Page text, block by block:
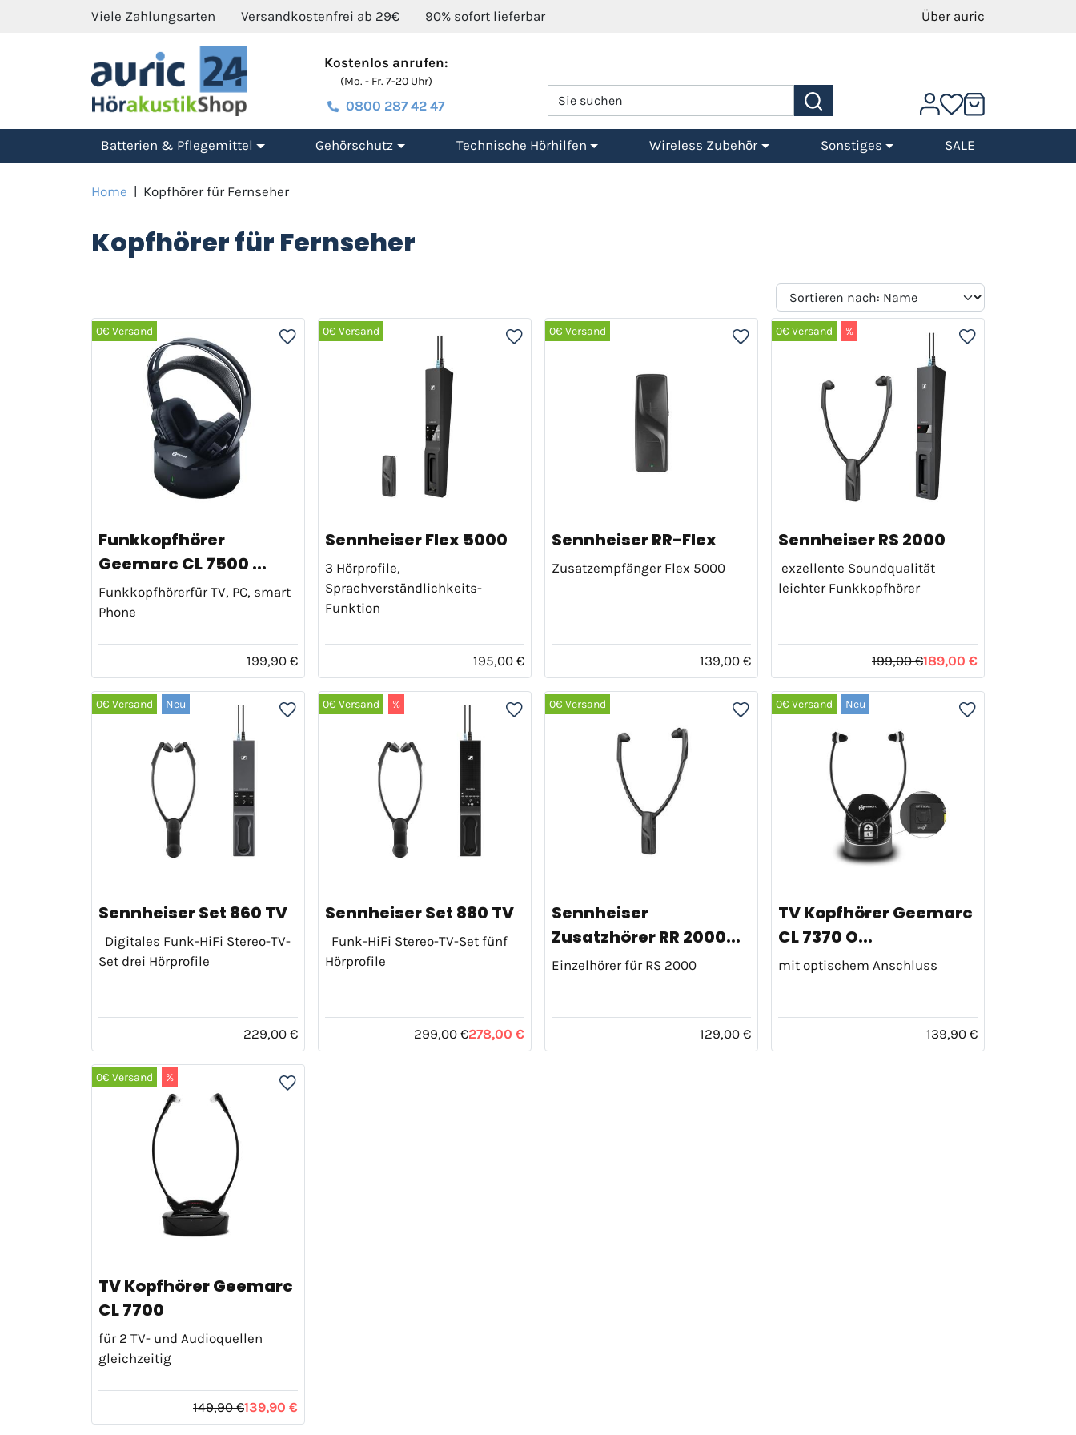
Viele Zahlungsarten Versandkostenfrei ab 29€ 90% sofort lieferbar Über auric
Kostenlos anrufen:
(Mo. - Fr. 7-20 Uhr)
0800 287 42 47
Batterien & Pflegemittel Gehörschutz Technische Hörhilfen Wireless Zubehör Sonstiges SALE
Home | Kopfhörer für Fernseher
Kopfhörer für Fernseher
0€ Versand
Funkkopfhörer
Geemarc CL 7500 ...
Funkkopfhörerfür TV, PC, smart
Phone
199,90 €
0€ Versand
Sennheiser Flex 5000
3 Hörprofile,
Sprachverständlichkeits-
Funktion
195,00 €
0€ Versand
Sennheiser RR-Flex
Zusatzempfänger Flex 5000
139,00 €
0€ Versand %
Sennheiser RS 2000
exzellente Soundqualität
leichter Funkkopfhörer
199,00 €189,00 €
0€ Versand Neu
Sennheiser Set 860 TV
Digitales Funk-HiFi Stereo-TV-
Set drei Hörprofile
229,00 €
0€ Versand %
Sennheiser Set 880 TV
Funk-HiFi Stereo-TV-Set fünf
Hörprofile
299,00 €278,00 €
0€ Versand
Sennheiser
Zusatzhörer RR 2000...
Einzelhörer für RS 2000
129,00 €
0€ Versand Neu
TV Kopfhörer Geemarc
CL 7370 O...
mit optischem Anschluss
139,90 €
0€ Versand %
TV Kopfhörer Geemarc
CL 7700
für 2 TV- und Audioquellen
gleichzeitig
149,90 €139,90 €